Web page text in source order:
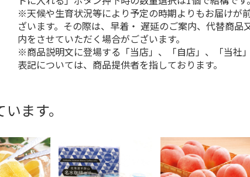
※天候や生育状況等により予定の時期よりもお届けが
ざいます。その際は、早着・ 遅延のご案内、代替商品
内をさせていただく場合がございます。
※商品説明文に登場する「当店」、「自店」、「当社
表記については、商品提供者を指しております。
ます。